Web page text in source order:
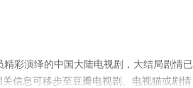
彩演绎的中国大陆电视剧，大结局剧情已
信息可移步至豆瓣电视剧、电视猫或剧情